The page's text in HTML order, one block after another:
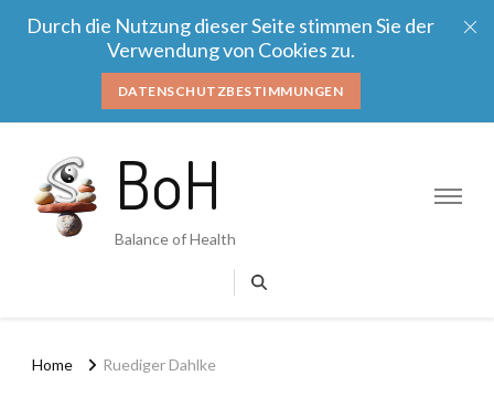
Durch die Nutzung dieser Seite stimmen Sie der
Verwendung von Cookies zu.
DATENSCHUTZBESTIMMUNGEN
BoH
Balance of Health
Home Ruediger Dahlke